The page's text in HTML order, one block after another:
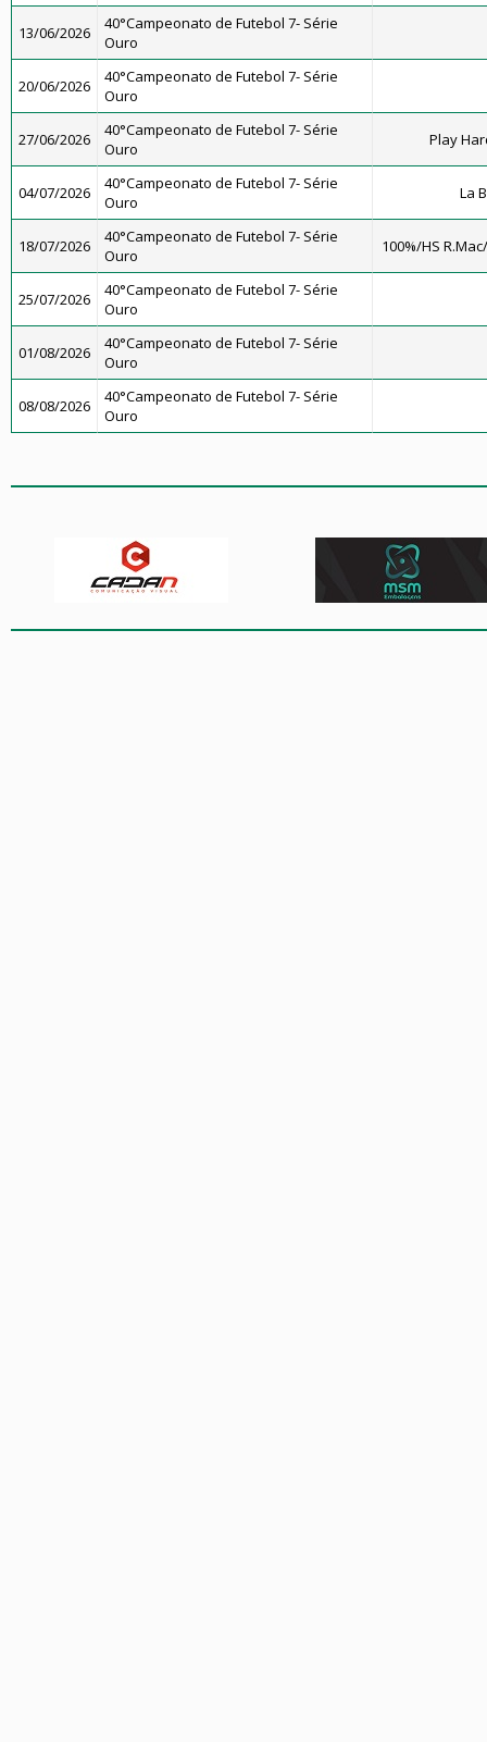
13/06/2026
40°Campeonato de Futebol 7- Série
Ouro
20/06/2026
40°Campeonato de Futebol 7- Série
Ouro
27/06/2026
40°Campeonato de Futebol 7- Série
Ouro
Play
04/07/2026
40°Campeonato de Futebol 7- Série
Ouro
La
18/07/2026
40°Campeonato de Futebol 7- Série
Ouro
100%/HS
25/07/2026
40°Campeonato de Futebol 7- Série
Ouro
01/08/2026
40°Campeonato de Futebol 7- Série
Ouro
08/08/2026
40°Campeonato de Futebol 7- Série
Ouro